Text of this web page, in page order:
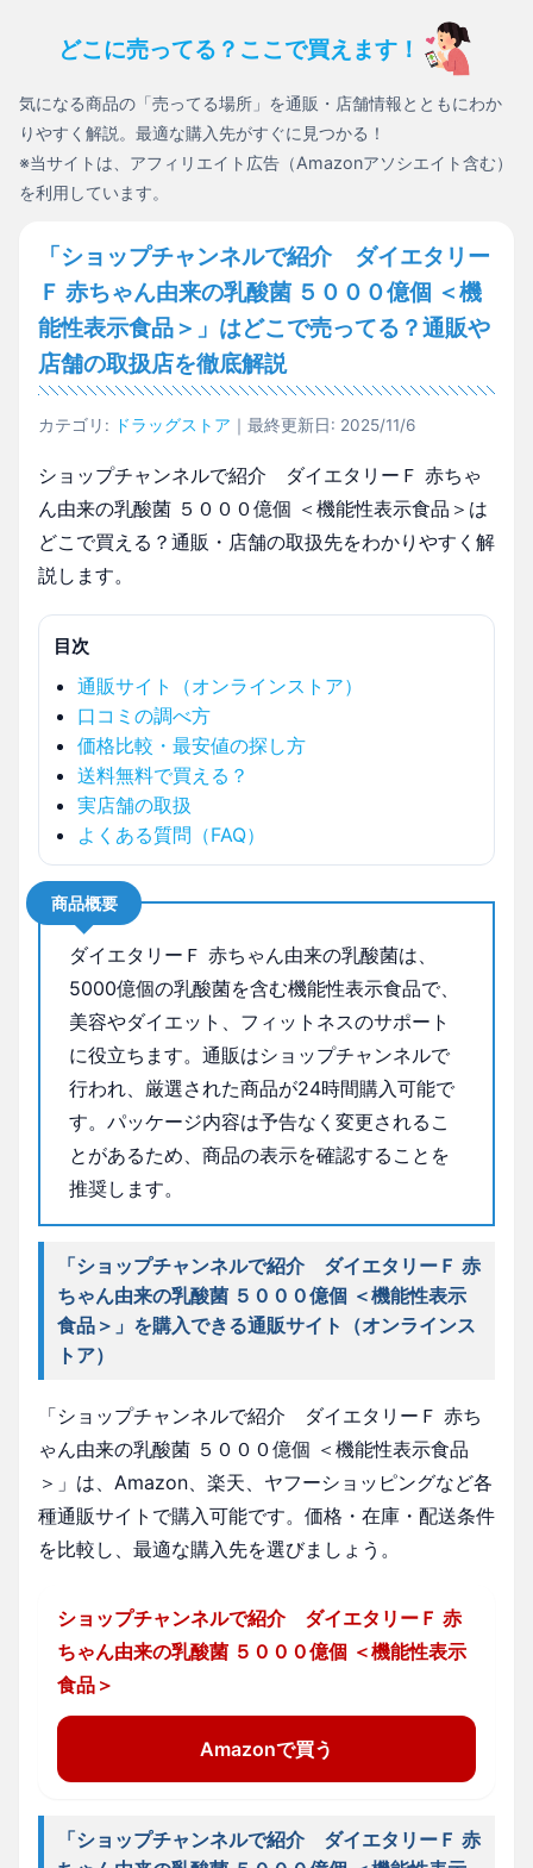
どこに売ってる？ここで買えます！
気になる商品の「売ってる場所」を通販・店舗情報とともにわか
りやすく解説。最適な購入先がすぐに見つかる！
※当サイトは、アフィリエイト広告（Amazonアソシエイト含む）
を利用しています。
「ショップチャンネルで紹介 ダイエタリー
Ｆ 赤ちゃん由来の乳酸菌 ５０００億個 ＜機
能性表示食品＞」はどこで売ってる？通販や
店舗の取扱店を徹底解説
カテゴリ: ドラッグストア ｜最終更新日: 2025/11/6
ショップチャンネルで紹介 ダイエタリーＦ 赤ちゃ
ん由来の乳酸菌 ５０００億個 ＜機能性表示食品＞は
どこで買える？通販・店舗の取扱先をわかりやすく解
説します。
目次
通販サイト（オンラインストア）
口コミの調べ方
価格比較・最安値の探し方
送料無料で買える？
実店舗の取扱
よくある質問（FAQ）
商品概要
ダイエタリーＦ 赤ちゃん由来の乳酸菌は、
5000億個の乳酸菌を含む機能性表示食品で、
美容やダイエット、フィットネスのサポート
に役立ちます。通販はショップチャンネルで
行われ、厳選された商品が24時間購入可能で
す。パッケージ内容は予告なく変更されるこ
とがあるため、商品の表示を確認することを
推奨します。
「ショップチャンネルで紹介 ダイエタリーＦ 赤
ちゃん由来の乳酸菌 ５０００億個 ＜機能性表示
食品＞」を購入できる通販サイト（オンラインス
トア）
「ショップチャンネルで紹介 ダイエタリーＦ 赤ち
ゃん由来の乳酸菌 ５０００億個 ＜機能性表示食品
＞」は、Amazon、楽天、ヤフーショッピングなど各
種通販サイトで購入可能です。価格・在庫・配送条件
を比較し、最適な購入先を選びましょう。
ショップチャンネルで紹介 ダイエタリーＦ 赤
ちゃん由来の乳酸菌 ５０００億個 ＜機能性表示
食品＞
Amazonで買う
「ショップチャンネルで紹介 ダイエタリーＦ 赤